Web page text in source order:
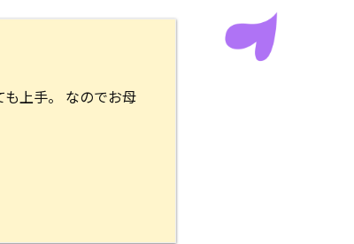
上手。 なのでお母